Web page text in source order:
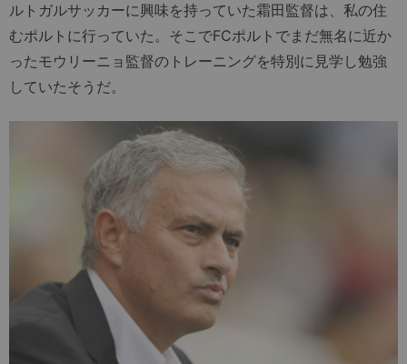
ルトガルサッカーに興味を持っていた霜田監督は、私の住
むポルトに行っていた。そこでFCポルトでまだ無名に近か
ったモウリーニョ監督のトレーニングを特別に見学し勉強
していたそうだ。